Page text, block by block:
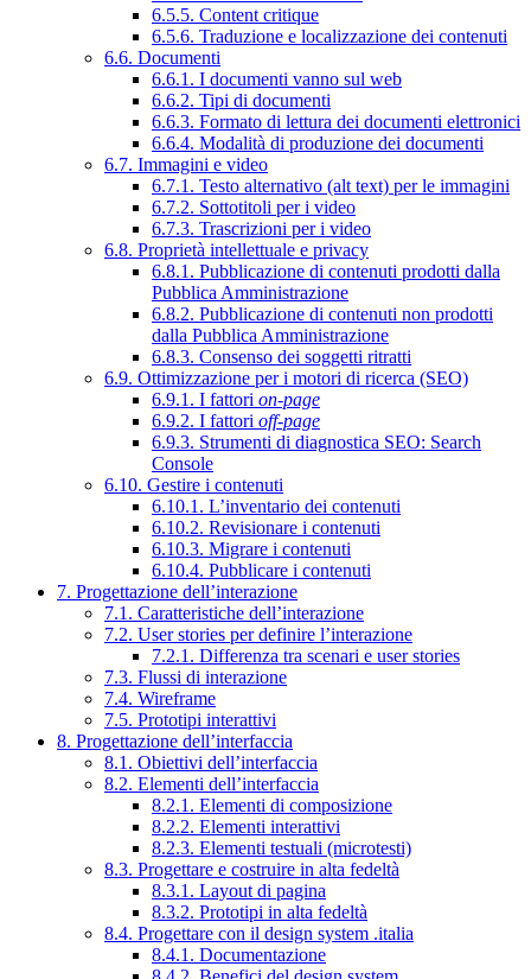
6.5.5. Content critique
6.5.6. Traduzione e localizzazione dei contenuti
6.6. Documenti
6.6.1. I documenti vanno sul web
6.6.2. Tipi di documenti
6.6.3. Formato di lettura dei documenti elettronici
6.6.4. Modalità di produzione dei documenti
6.7. Immagini e video
6.7.1. Testo alternativo (alt text) per le immagini
6.7.2. Sottotitoli per i video
6.7.3. Trascrizioni per i video
6.8. Proprietà intellettuale e privacy
6.8.1. Pubblicazione di contenuti prodotti dalla
Pubblica Amministrazione
6.8.2. Pubblicazione di contenuti non prodotti
dalla Pubblica Amministrazione
6.8.3. Consenso dei soggetti ritratti
6.9. Ottimizzazione per i motori di ricerca (SEO)
6.9.1. I fattori on-page
6.9.2. I fattori off-page
6.9.3. Strumenti di diagnostica SEO: Search
Console
6.10. Gestire i contenuti
6.10.1. L’inventario dei contenuti
6.10.2. Revisionare i contenuti
6.10.3. Migrare i contenuti
6.10.4. Pubblicare i contenuti
7. Progettazione dell’interazione
7.1. Caratteristiche dell’interazione
7.2. User stories per definire l’interazione
7.2.1. Differenza tra scenari e user stories
7.3. Flussi di interazione
7.4. Wireframe
7.5. Prototipi interattivi
8. Progettazione dell’interfaccia
8.1. Obiettivi dell’interfaccia
8.2. Elementi dell’interfaccia
8.2.1. Elementi di composizione
8.2.2. Elementi interattivi
8.2.3. Elementi testuali (microtesti)
8.3. Progettare e costruire in alta fedeltà
8.3.1. Layout di pagina
8.3.2. Prototipi in alta fedeltà
8.4. Progettare con il design system .italia
8.4.1. Documentazione